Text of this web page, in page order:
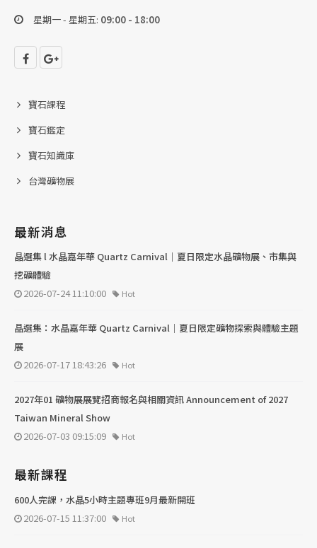
星期一 - 星期五: 09:00 - 18:00
寶石課程
寶石鑑定
寶石知識庫
台灣礦物展
最新消息
晶選集 l 水晶嘉年華 Quartz Carnival｜夏日限定水晶礦物展、市集與
挖礦體驗
2026-07-24 11:10:00
Hot
晶選集：水晶嘉年華 Quartz Carnival｜夏日限定礦物探索與體驗主題
展
2026-07-17 18:43:26
Hot
2027年01 礦物展展覽招商報名與相關資訊 Announcement of 2027
Taiwan Mineral Show
2026-07-03 09:15:09
Hot
最新課程
600人完課，水晶5小時主題專班9月最新開班
2026-07-15 11:37:00
Hot